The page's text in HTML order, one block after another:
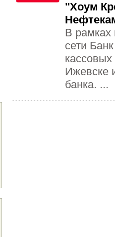
"Хоум
В рамках
сети
Ижевске
банка. ...